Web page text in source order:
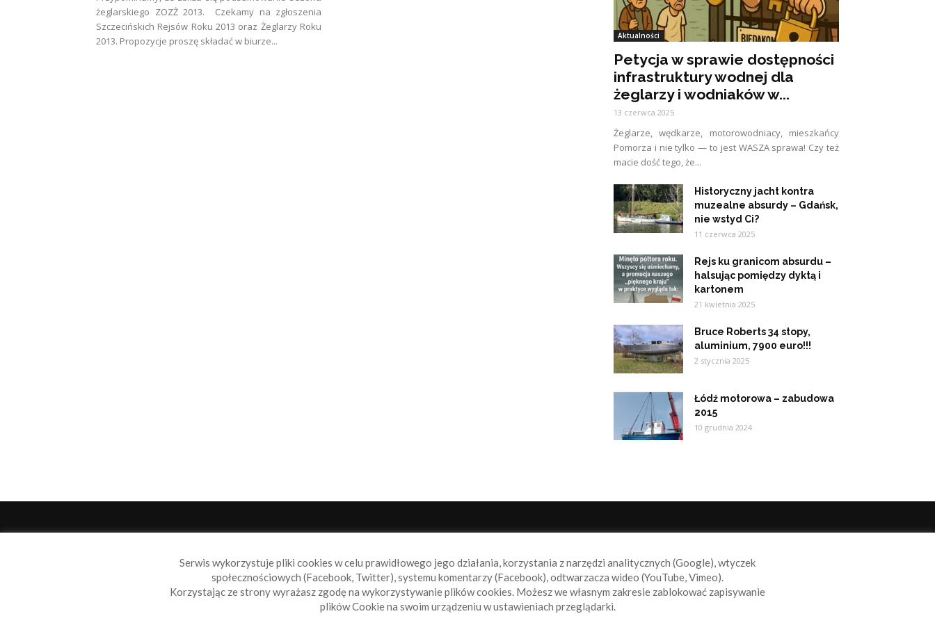
żeglarskiego ZOZŻ 2013. Czekamy na zgłoszenia
Szczecińskich Rejsów Roku 2013 oraz Żeglarzy Roku
2013. Propozycje proszę składać w biurze...
Aktualności
Petycja w sprawie dostępności
infrastruktury wodnej dla
żeglarzy i wodniaków w...
13 czerwca 2025
Żeglarze, wędkarze, motorowodniacy, mieszkańcy
Pomorza i nie tylko — to jest WASZA sprawa! Czy też
macie dość tego, że...
Historyczny jacht kontra
muzealne absurdy – Gdańsk,
nie wstyd Ci?
11 czerwca 2025
Rejs ku granicom absurdu –
halsując pomiędzy dyktą i
kartonem
21 kwietnia 2025
Bruce Roberts 34 stopy,
aluminium, 7900 euro!!!
2 stycznia 2025
Łódź motorowa – zabudowa
2015
10 grudnia 2024
Sailbook.pl to miejsce dla wszystkich, którzy szukają aktualnych
wiadomości ze świata żeglarstwa, świata motorowodniactwa i
nie tylko.
Serwis wykorzystuje pliki cookies w celu prawidłowego jego działania, korzystania z narzędzi analitycznych (Google), wtyczek
społecznościowych (Facebook, Twitter), systemu komentarzy (Facebook), odtwarzacza wideo (YouTube, Vimeo).
Korzystając ze strony wyrażasz zgodę na wykorzystywanie plików cookies. Możesz we własnym zakresie zablokować zapisywanie
plików Cookie na swoim urządzeniu w ustawieniach przeglądarki.